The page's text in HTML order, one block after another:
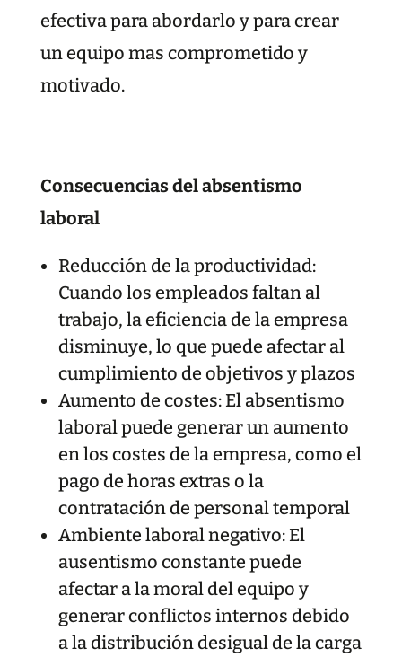
efectiva para abordarlo y para crear
un equipo mas comprometido y
motivado.
Consecuencias del absentismo
laboral
Reducción de la productividad:
Cuando los empleados faltan al
trabajo, la eficiencia de la empresa
disminuye, lo que puede afectar al
cumplimiento de objetivos y plazos
Aumento de costes: El absentismo
laboral puede generar un aumento
en los costes de la empresa, como el
pago de horas extras o la
contratación de personal temporal
Ambiente laboral negativo: El
ausentismo constante puede
afectar a la moral del equipo y
generar conflictos internos debido
a la distribución desigual de la carga